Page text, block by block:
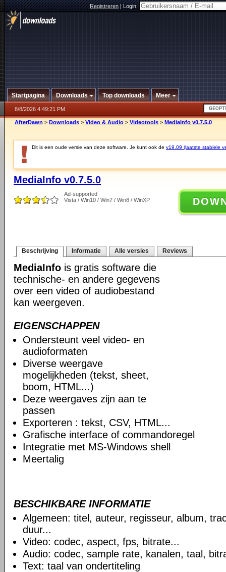
Registreren|Login:
Startpagina Downloads Top downloads Meer
8/8/2026 4:49:21 PM
AfterDawn > Downloads > Video & Audio > Videotools > MediaInfo v0.7.5.0
Dit is een oude versie van deze software. Je kunt ook de v19.09 (laatste stabiele
MediaInfo v0.7.5.0
Ad-supported
Vista / Win10 / Win7 / Win8 / WinXP
Beschrijving Informatie Alle versies Reviews
MediaInfo is gratis software die
technische- en andere gegevens
over een video of audiobestand
kan weergeven.
EIGENSCHAPPEN
Ondersteunt veel video- en
audioformaten
Diverse weergave
mogelijkheden (tekst, sheet,
boom, HTML...)
Deze weergaves zijn aan te
passen
Exporteren : tekst, CSV, HTML...
Grafische interface of commandoregel
Integratie met MS-Windows shell
Meertalig
BESCHIKBARE INFORMATIE
Algemeen: titel, auteur, regisseur, album,
duur...
Video: codec, aspect, fps, bitrate...
Audio: codec, sample rate, kanalen, taal,
Text: taal van ondertiteling